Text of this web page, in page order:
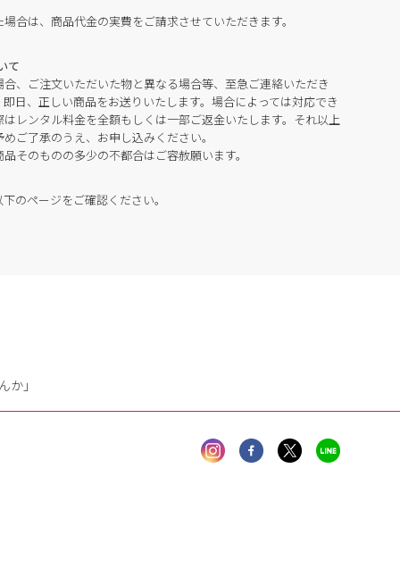
合は、商品代金の実費をご請求させていただきます。
て
、ご注文いただいた物と異なる場合等、至急ご連絡いただき
日、正しい商品をお送りいたします。場合によっては対応でき
レンタル料金を全額もしくは一部ご返金いたします。それ以上
ご了承のうえ、お申し込みください。
そのものの多少の不都合はご容赦願います。
のページをご確認ください。
か」